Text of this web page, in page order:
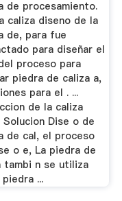
de procesamiento.
caliza diseno de la
de, para fue
para diseñar el
proceso para
piedra de caliza a,
para el . ...
de la caliza
Solucion Dise o de
de cal, el proceso
o e, La piedra de
tambi n se utiliza
...